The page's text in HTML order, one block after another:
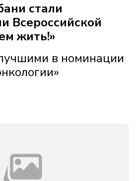
стали
Всероссийской
жить!»
в номинации